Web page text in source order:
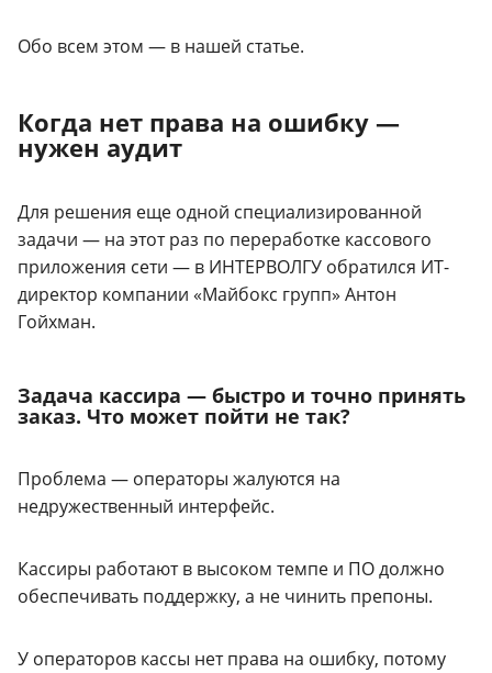
Обо всем этом — в нашей статье.
Когда нет права на ошибку —
нужен аудит
Для решения еще одной специализированной
задачи — на этот раз по переработке кассового
приложения сети — в ИНТЕРВОЛГУ обратился ИТ-
директор компании «Майбокс групп» Антон
Гойхман.
Задача кассира — быстро и точно принять
заказ. Что может пойти не так?
Проблема — операторы жалуются на
недружественный интерфейс.
Кассиры работают в высоком темпе и ПО должно
обеспечивать поддержку, а не чинить препоны.
У операторов кассы нет права на ошибку, потому